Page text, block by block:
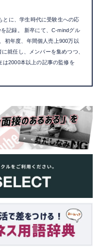
とに、学生時代に受験生への応
記録。 新卒にて、C-mindグル
初年度、年間個人売上900万以
就任し、メンバーを集めつつ、
2000本以上の記事の監修を